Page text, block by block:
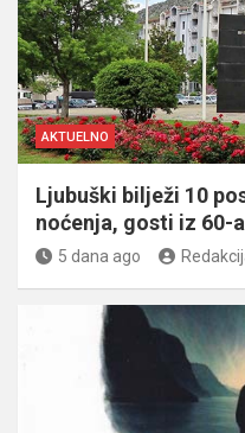
AKTUELNO
Ljubuški bilježi 10
noćenja, gosti iz 60-
5 dana ago